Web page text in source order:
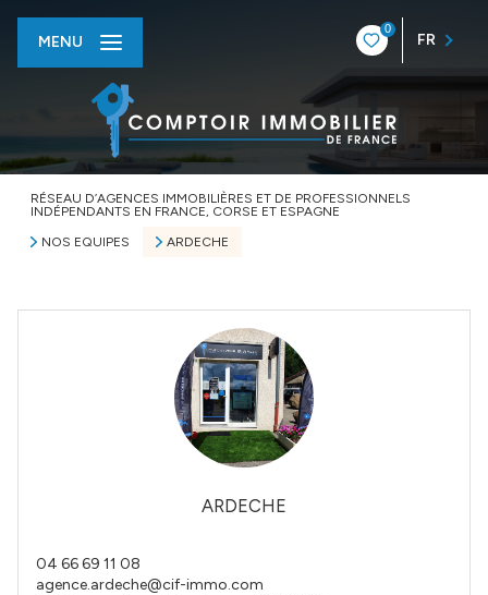
0
FR
MENU
RÉSEAU D’AGENCES IMMOBILIÈRES ET DE PROFESSIONNELS
INDÉPENDANTS EN FRANCE, CORSE ET ESPAGNE
NOS EQUIPES
ARDECHE
ARDECHE
04 66 69 11 08
agence.ardeche@cif-immo.com